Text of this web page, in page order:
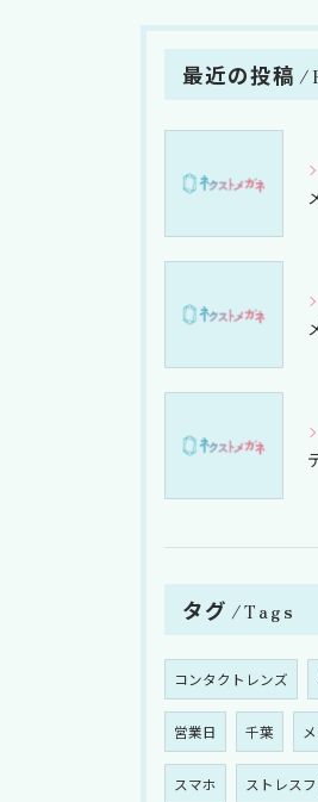
最近の投稿
タグ Tags
コンタクトレンズ
営業日 千葉
スマホ ストレス